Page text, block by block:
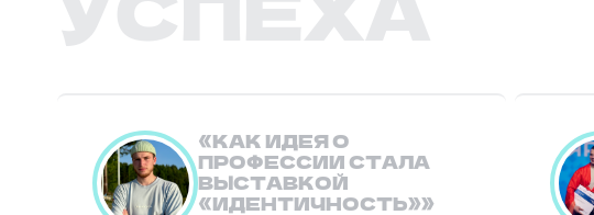
КАК ИДЕЯ О
ПРОФЕССИИ СТАЛА
ВЫСТАВКОЙ
«ИДЕНТИЧНОСТЬ»